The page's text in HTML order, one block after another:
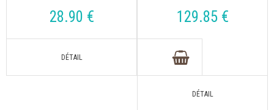
noir de forme rétro
tendance
28.90 €
argent, verre gris
129.85 €